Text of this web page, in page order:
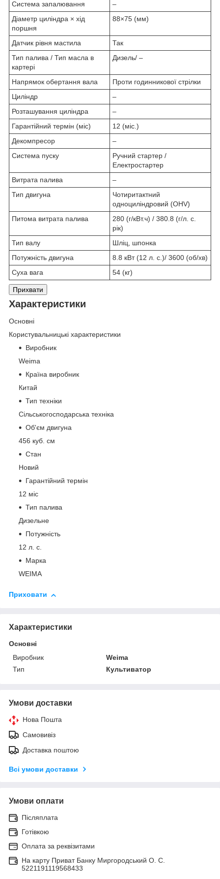
Система запалювання
–
Діаметр циліндра × хід
поршня
88×75 (мм)
Датчик рівня мастила
Так
Тип палива / Тип масла в
картері
Дизель/ –
Напрямок обертання вала
Проти годинникової стрілки
Циліндр
–
Розташування циліндра
–
Гарантійний термін (міс)
12 (міс.)
Декомпресор
–
Система пуску
Ручний стартер /
Електростартер
Витрата палива
–
Тип двигуна
Чотиритактний
одноциліндровий (ОНV)
Питома витрата палива
280 (г/кВт.ч) / 380.8 (г/л. с.
рік)
Тип валу
Шліц, шпонка
Потужність двигуна
8.8 кВт (12 л. с.)/ 3600 (об/хв)
Суха вага
54 (кг)
Прихвати
Характеристики
Основні
Користувальницькі характеристики
Виробник
Weima
Країна виробник
Китай
Тип техніки
Сільськогосподарська техніка
Об'єм двигуна
456 куб. см
Стан
Новий
Гарантійний термін
12 міс
Тип палива
Дизельне
Потужність
12 л. с.
Марка
WEIMA
Приховати
Характеристики
Основні
Виробник
Weima
Тип
Культиватор
Умови доставки
Нова Пошта
Самовивіз
Доставка поштою
Всі умови доставки
Умови оплати
Післяплата
Готівкою
Оплата за реквізитами
На карту Приват Банку Миргородський О. С.
5221191119568433